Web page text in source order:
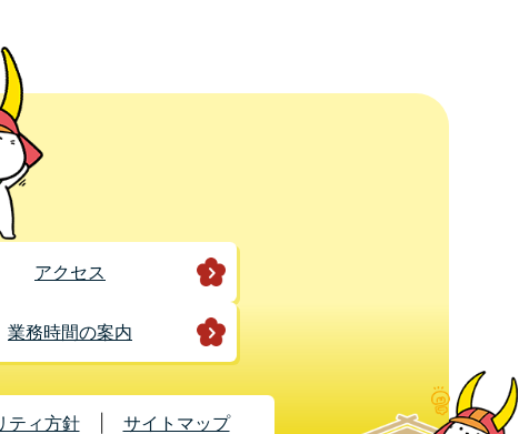
アクセス
業務時間の案内
ティ方針 サイトマップ